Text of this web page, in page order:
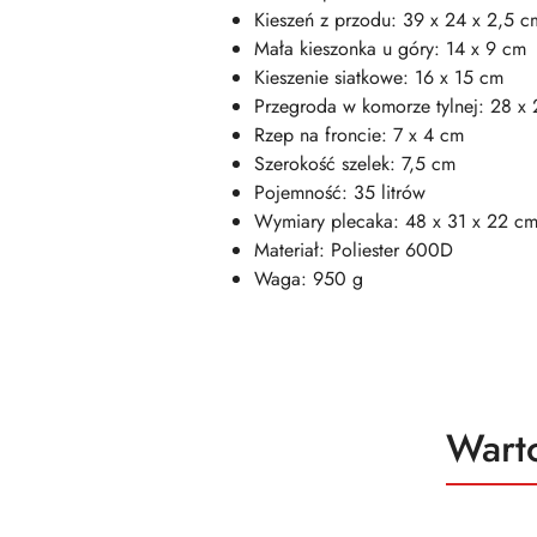
Kieszeń z przodu: 39 x 24 x 2,5
Mała kieszonka u góry: 14 x 9 cm
Kieszenie siatkowe: 16 x 15 cm
Przegroda w komorze tylnej: 28 x
Rzep na froncie: 7 x 4 cm
Szerokość szelek: 7,5 cm
Pojemność: 35 litrów
Wymiary plecaka: 48 x 31 x 22 cm
Materiał: Poliester 600D
Waga: 950 g
o